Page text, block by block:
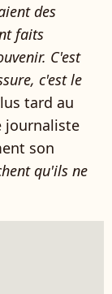
des
faits
C'est
c'est le
tard au
journaliste
son
qu'ils ne